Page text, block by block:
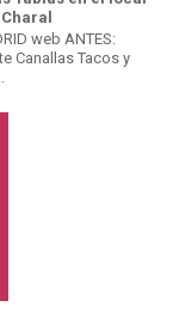
web ANTES:
Canallas Tacos y